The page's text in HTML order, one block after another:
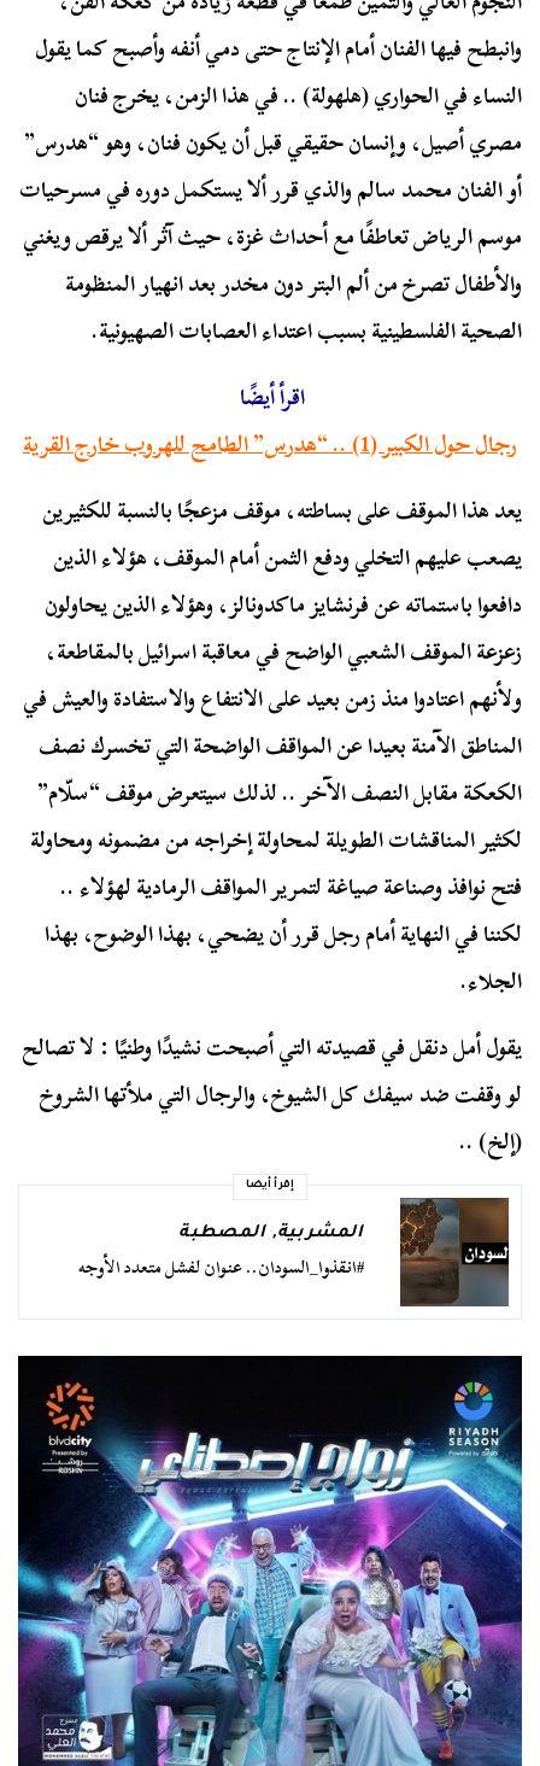
وانبطح فيها الفنان أمام الإنتاج حتى دمي أنفه وأصبح كما يقول
النساء في الحواري (هلهولة) .. في هذا الزمن، يخرج فنان
مصري أصيل، وإنسان حقيقي قبل أن يكون فنان، وهو “هدرس”
أو الفنان محمد سالم والذي قرر ألا يستكمل دوره في مسرحيات
موسم الرياض تعاطفًا مع أحداث غزة، حيث آثر ألا يرقص ويغني
والأطفال تصرخ من ألم البتر دون مخدر بعد انهيار المنظومة
الصحية الفلسطينية بسبب اعتداء العصابات الصهيونية.
اقرأ أيضًا
رجال حول الكبير (1) .. “هدرس” الطامح للهروب خارج القرية
يعد هذا الموقف على بساطته، موقف مزعجًا بالنسبة للكثيرين
يصعب عليهم التخلي ودفع الثمن أمام الموقف، هؤلاء الذين
دافعوا باستماته عن فرنشايز ماكدونالز، وهؤلاء الذين يحاولون
زعزعة الموقف الشعبي الواضح في معاقبة اسرائيل بالمقاطعة،
ولأنهم اعتادوا منذ زمن بعيد على الانتفاع والاستفادة والعيش في
المناطق الآمنة بعيدا عن المواقف الواضحة التي تخسرك نصف
الكعكة مقابل النصف الآخر .. لذلك سيتعرض موقف “سلّام”
لكثير المناقشات الطويلة لمحاولة إخراجه من مضمونه ومحاولة
فتح نوافذ وصناعة صياغة لتمرير المواقف الرمادية لهؤلاء ..
لكننا في النهاية أمام رجل قرر أن يضحي، بهذا الوضوح، بهذا
الجلاء.
يقول أمل دنقل في قصيدته التي أصبحت نشيدًا وطنيًا : لا تصالح
لو وقفت ضد سيفك كل الشيوخ، والرجال التي ملأتها الشروخ
(إلخ) ..
إقرأ أيضا
المشربية,المصطبة
#انقذوا_السودان.. عنوان لفشل متعدد الأوجه